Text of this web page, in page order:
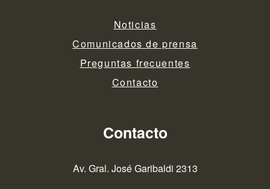
Noticias
Comunicados de prensa
Preguntas frecuentes
Contacto
Contacto
Av. Gral. José Garibaldi 2313